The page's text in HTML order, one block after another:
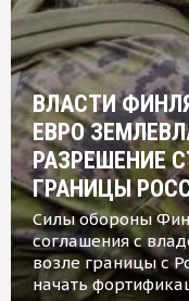
ВЛАСТИ
ЕВРО
РАЗРЕШЕНИЕ
ГРАНИЦЫ
Силы обороны
соглашения с
возле границы с
начать